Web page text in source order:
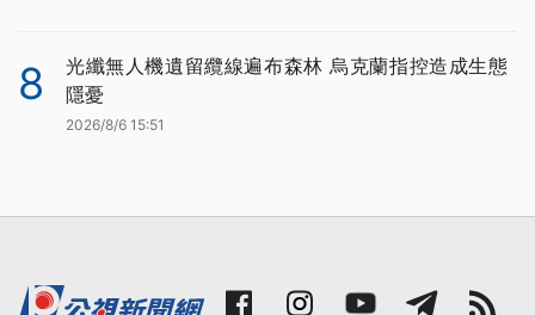
8
光纖無人機遺留纜線遍布森林 烏克蘭指控造成生態
隱憂
2026/8/6 15:51